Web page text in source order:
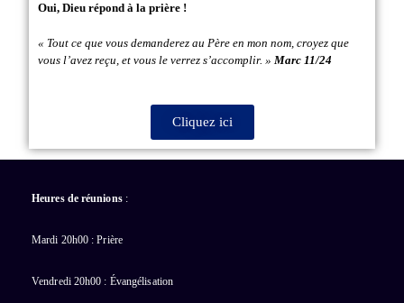
Oui, Dieu répond à la prière !
« Tout ce que vous demanderez au Père en mon nom, croyez que
vous l’avez reçu, et vous le verrez s’accomplir. »Marc 11/24
Cliquez ici
Heures de réunions:
Mardi 20h00 : Prière
Vendredi 20h00 : Évangélisation